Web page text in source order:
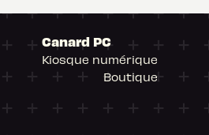
Canard PC
Kiosque numérique
Boutique